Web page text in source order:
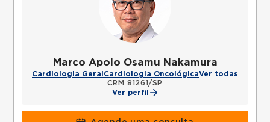
Marco Apolo Osamu Nakamura
Cardiologia Geral Cardiologia OncológicaVer todas
CRM 81261/SP
Ver perfil